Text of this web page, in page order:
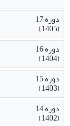
دوره 17
(1405)
دوره 16
(1404)
دوره 15
(1403)
دوره 14
(1402)